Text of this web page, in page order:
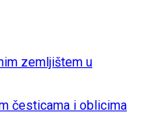
zemljištem u
česticama i oblicima